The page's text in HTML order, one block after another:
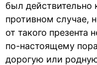
был
противном случае,
от такого презента
по-настоящему
дорогую или